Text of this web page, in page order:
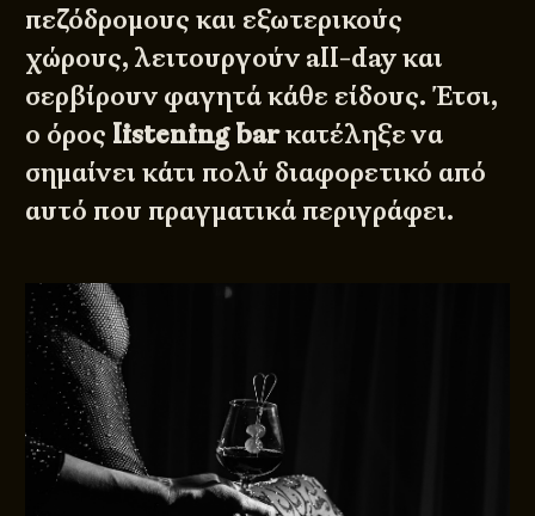
πεζόδρομους και εξωτερικούς
χώρους, λειτουργούν all-day και
σερβίρουν φαγητά κάθε είδους. Έτσι,
ο όρος listening barκατέληξε να
σημαίνει κάτι πολύ διαφορετικό από
αυτό που πραγματικά περιγράφει.